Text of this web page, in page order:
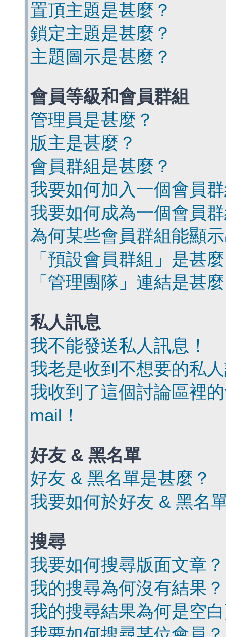
置頂主題是甚麼？
鎖定主題是甚麼？
主題圖示是甚麼？
會員等級和會員群組
管理員是甚麼？
版主是甚麼？
會員群組是甚麼？
我要如何加入一個會員
我要如何成為一個會員
為何某些會員群組能顯
「預設會員群組」是甚
「管理團隊」連結是甚
私人訊息
我不能發送私人訊息！
我老是收到不想要的私
我收到了這個討論區裡
mail！
好友 & 黑名單
好友 & 黑名單是甚麼？
我要如何於好友 & 黑名
搜尋
我要如何搜尋版面文章？
我的搜尋為何沒有結果？
我的搜尋結果為何是空